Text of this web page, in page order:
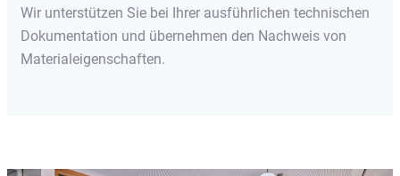
Wir unterstützen Sie bei Ihrer ausführlichen technischen
Dokumentation und übernehmen den Nachweis von
Materialeigenschaften.